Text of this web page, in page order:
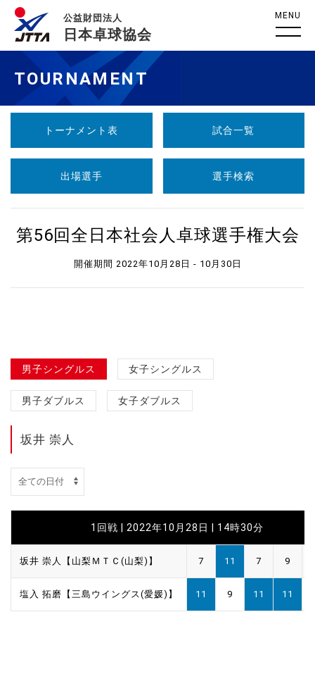
公益財団法人
日本卓球協会
MENU
TOURNAMENT
トーナメント表 試合一覧
出場選手 選手検索
第56回全日本社会人卓球選手権大会
開催期間 2022年10月28日 - 10月30日
男子シングルス 女子シングルス
男子ダブルス 女子ダブルス
坂井 崇人
1回戦 | 2022年10月28日 | 14時30分
坂井 崇人【山梨ＭＴＣ(山梨)】 7 11 7 9
塩入 拓磨【三島ウイングス(愛媛)】 11 9 11 11